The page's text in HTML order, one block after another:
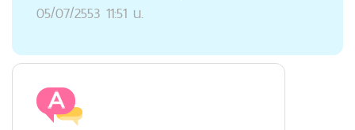
05/07/2553 11:51 น.